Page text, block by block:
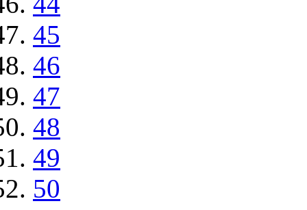
45
46
47
48
49
50